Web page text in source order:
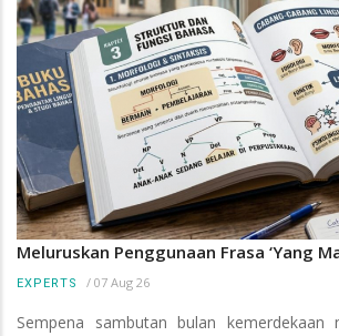
Meluruskan Penggunaan Frasa ‘Yang
EXPERTS / 07 Aug 26
Sempena sambutan bulan kemerdekaan